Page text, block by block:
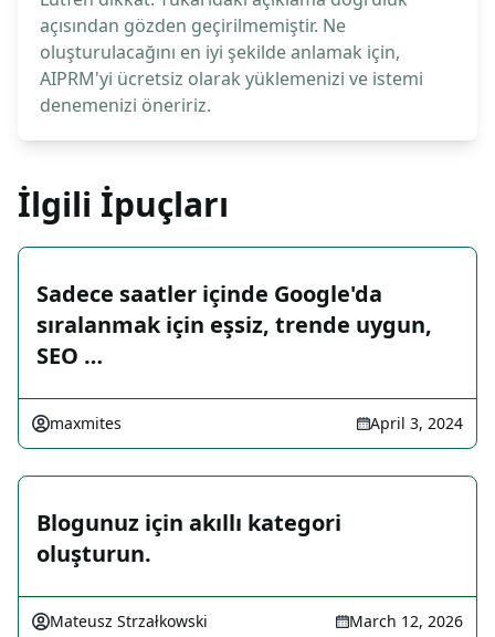
açısından gözden geçirilmemiştir. Ne
oluşturulacağını en iyi şekilde anlamak için,
AIPRM'yi ücretsiz olarak yüklemenizi ve istemi
denemenizi öneririz.
İlgili İpuçları
Sadece saatler içinde Google'da
sıralanmak için eşsiz, trende uygun,
SEO …
maxmites April 3, 2024
Blogunuz için akıllı kategori
oluşturun.
Mateusz Strzałkowski March 12, 2026